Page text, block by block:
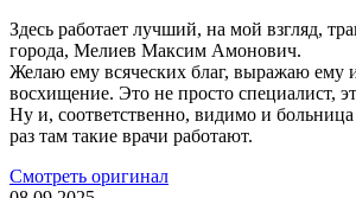
Здесь работает лучший, на мой взгляд,
города, Мелиев Максим Амонович.
Желаю ему всяческих благ, выражаю ему
восхищение. Это не просто специалист,
Ну и, соответственно, видимо и больница
раз там такие врачи работают.
Смотреть оригинал